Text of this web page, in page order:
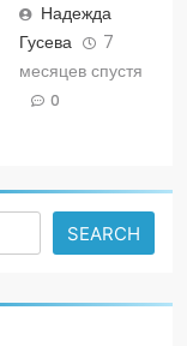
Надежда
Гусева
7
месяцев спустя
0
SEARCH